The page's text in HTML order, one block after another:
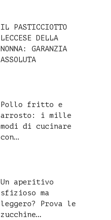
IL PASTICCIOTTO
LECCESE DELLA
NONNA: GARANZIA
ASSOLUTA
Pollo fritto e
arrosto: i mille
modi di cucinare
con…
Un aperitivo
sfizioso ma
leggero? Prova le
zucchine…